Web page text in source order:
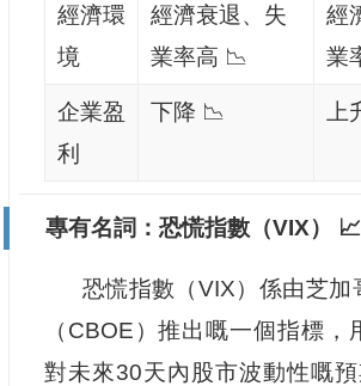
經濟環
境
經濟衰退、失
業率高 📉
經
業
企業盈
利
下降 📉
專有名詞：恐慌指數（VIX） 📈
恐慌指數（VIX）係由芝加
（CBOE）推出嘅一個指標，
對未來30天內股市波動性嘅